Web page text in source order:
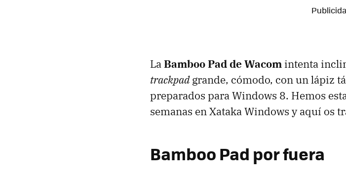
LaBamboo Pad de Wacom intenta
trackpadgrande, cómodo, con un lápiz
preparados para Windows 8. Hemos
semanas en Xataka Windows y aquí os
Bamboo Pad por fuera